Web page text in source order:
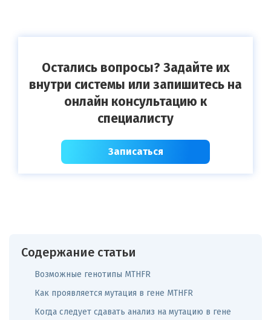
Остались вопросы? Задайте их
внутри системы или запишитесь на
онлайн консультацию к
специалисту
Записаться
Содержание статьи
Возможные генотипы MTHFR
Как проявляется мутация в гене MTHFR
Когда следует сдавать анализ на мутацию в гене